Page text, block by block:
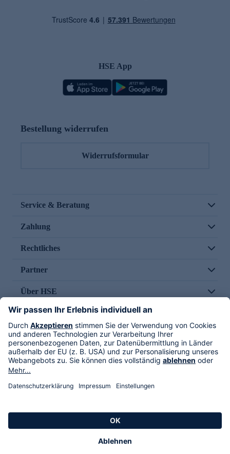
HSE App
Bestellung widerrufen
Widerrufsformular
Service & Beratung
Zahlung
Rechtliches
Partner
Über HSE
Im TV
HSE International